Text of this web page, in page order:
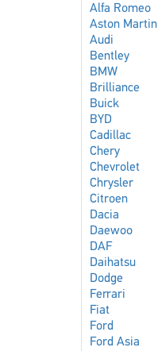
Alfa Romeo
Aston Martin
Audi
Bentley
BMW
Brilliance
Buick
BYD
Cadillac
Chery
Chevrolet
Chrysler
Citroen
Dacia
Daewoo
DAF
Daihatsu
Dodge
Ferrari
Fiat
Ford
Ford Asia